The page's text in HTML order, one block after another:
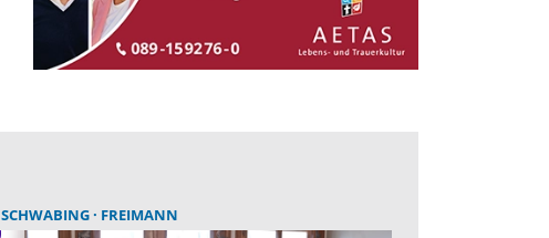
SCHWABING FREIMANN